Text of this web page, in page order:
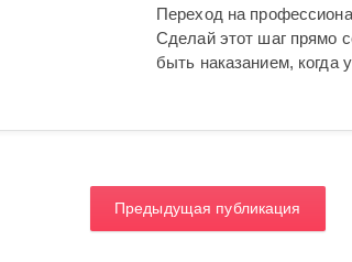
Переход на
Сделай этот шаг прямо
быть наказанием, когда
Предыдущая публикация